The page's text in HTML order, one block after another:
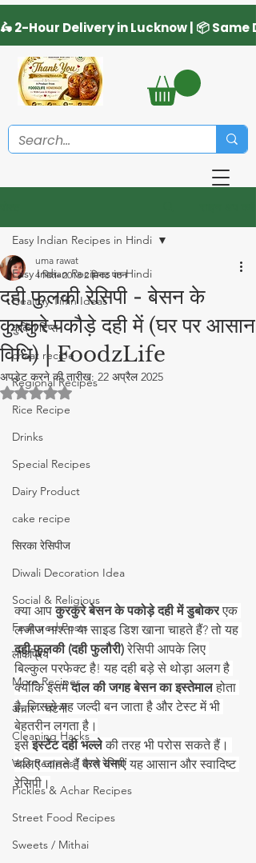
Easy Indian Recipes in Hindi
Healthy Tiffin Ideas
कुकिंग टिप्स
chaat recipe
Regional Recipes
Rice Recipe
Drinks
Special Recipes
Dairy Product
cake recipe
सिरका रेसिपीज
Diwali Decoration Idea
Social & Religious
Featured Posts
लोकप्रिय
More Recipes
अचार - चटनी
Cleaning Hacks
Vrat Recipes | व्रत रेसिपी
Pickles & Achar Recipes
Street Food Recipes
Sweets / Mithai
Easy Indian Recipes in Hindi
दही फुलकी रेसिपी - बेसन के
कुरकुरे पकौड़े दही में (घर पर आसान
विधि) | FoodzLife
uma rawat
4 सित॰ 2018 2 मिनट पठन
अपडेट करने की तारीख: 22 अप्रैल 2025
5 स्टार में से NaN रेटिंग दी गई।
क्या आप कुरकुरे बेसन के पकोड़े दही में डुबोकर एक
लजीज नाश्ता या साइड डिश खाना चाहते हैं? तो यह
दही फुलकी (दही फुलौरी) रेसिपी आपके लिए
बिल्कुल परफेक्ट है! यह दही बड़े से थोड़ा अलग है
क्योंकि इसमें दाल की जगह बेसन का इस्तेमाल होता
है, जिससे यह जल्दी बन जाता है और टेस्ट में भी
बेहतरीन लगता है।
इसे इंस्टेंट दही भल्ले की तरह भी परोस सकते हैं।
चलिए जानते हैं कैसे बनाएं यह आसान और स्वादिष्ट
रेसिपी।